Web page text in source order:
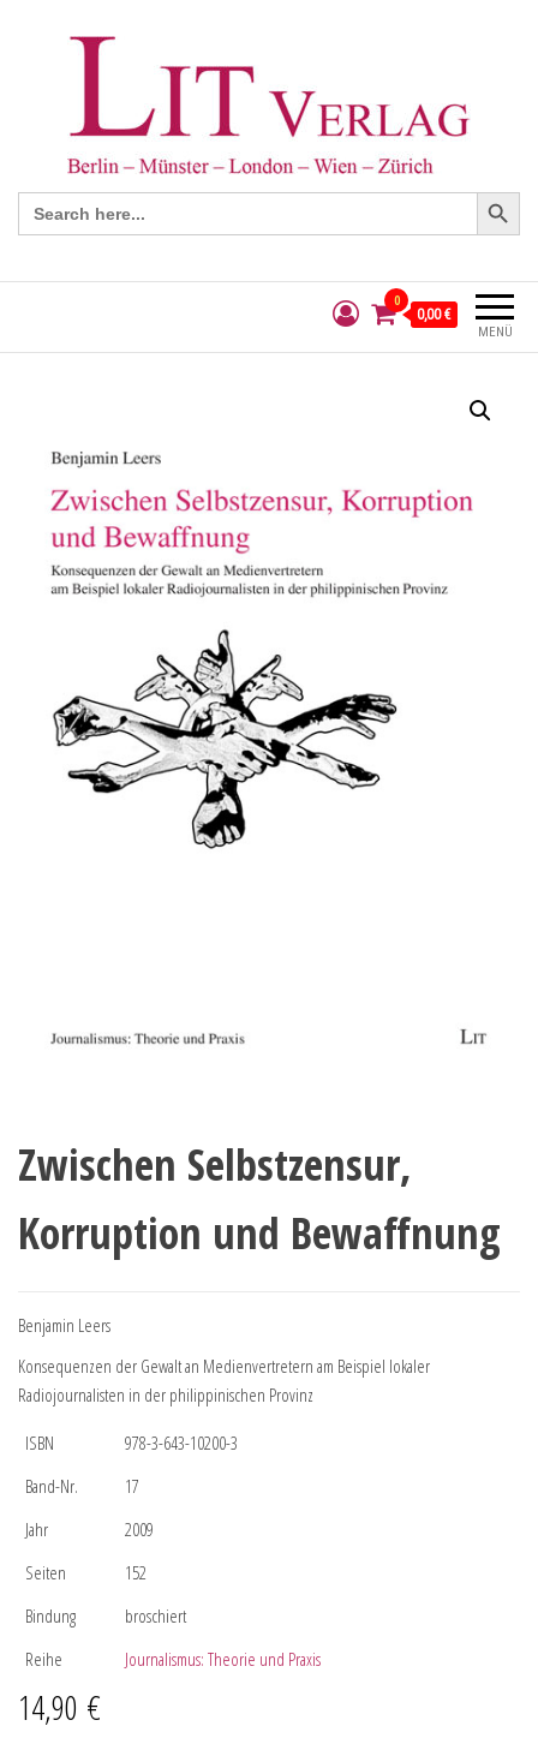
Search
for:
Search Button
MENÜ
0
0,00 €
Zwischen Selbstzensur,
Korruption und Bewaffnung
Benjamin Leers
Konsequenzen der Gewalt an Medienvertretern am Beispiel lokaler
Radiojournalisten in der philippinischen Provinz
ISBN
978-3-643-10200-3
Band-Nr.
17
Jahr
2009
Seiten
152
Bindung
broschiert
Reihe
Journalismus: Theorie und Praxis
14,90 €